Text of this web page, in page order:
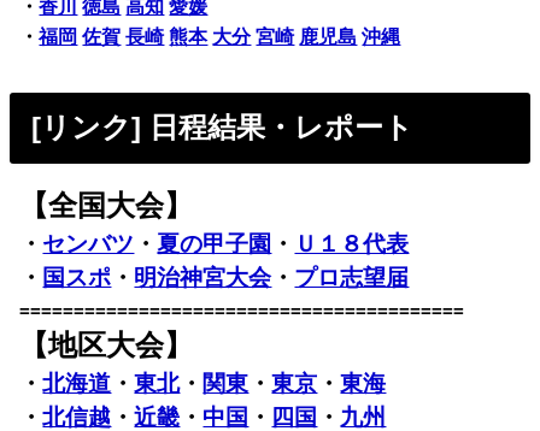
・香川 徳島 高知 愛媛
・福岡 佐賀 長崎 熊本 大分 宮崎 鹿児島 沖縄
[リンク] 日程結果・レポート
【全国大会】
・ センバツ ・ 夏の甲子園 ・ Ｕ１８代表
・ 国スポ ・ 明治神宮大会・ プロ志望届
=========================================
【地区大会】
・北海道 ・東北・ 関東 ・東京 ・東海
・北信越 ・近畿 ・ 中国 ・ 四国 ・ 九州